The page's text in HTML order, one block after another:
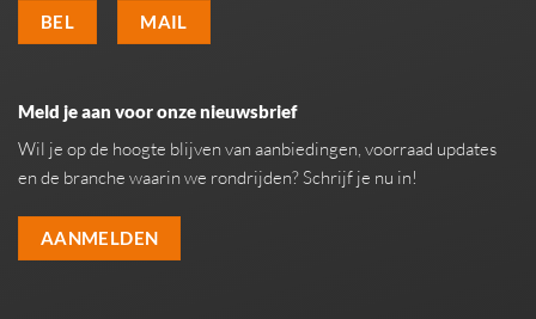
BEL MAIL
Meld je aan voor onze nieuwsbrief
Wil je op de hoogte blijven van aanbiedingen, voorraad updates
en de branche waarin we rondrijden? Schrijf je nu in!
AANMELDEN